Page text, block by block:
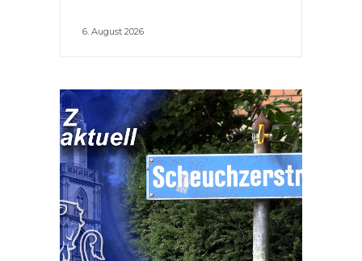
6. August 2026